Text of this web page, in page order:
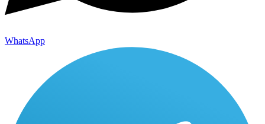
WhatsApp